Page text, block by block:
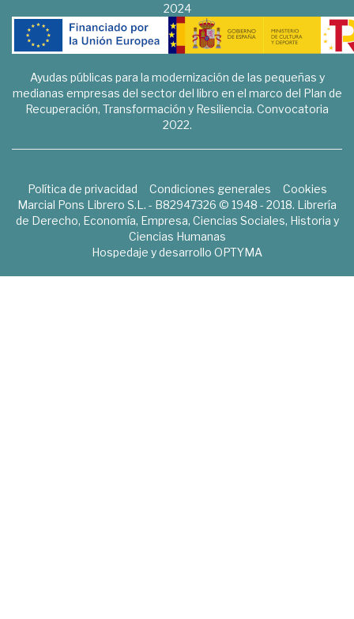
2024
Ayudas públicas para la modernización de las pequeñas y
medianas empresas del sector del libro en el marco del Plan de
Recuperación, Transformación y Resiliencia. Convocatoria
2022.
Política de privacidad Condiciones generales
Cookies
Marcial Pons Librero S.L. - B82947326 © 1948 - 2018. Librería
de Derecho, Economía, Empresa, Ciencias Sociales, Historia y
Ciencias Humanas
Hospedaje y desarrollo OPTYMA